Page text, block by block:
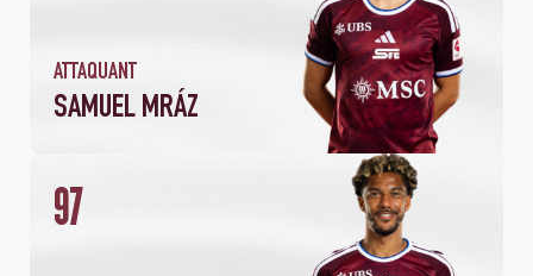
ATTAQUANT
SAMUEL MRÁZ
MINUTES JOUÉES
97
2
MINUTES JOUÉES